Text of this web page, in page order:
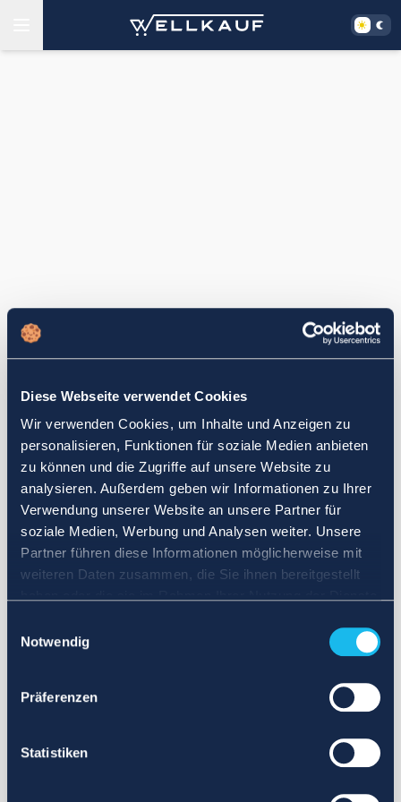
Diese Webseite verwendet Cookies
Wir verwenden Cookies, um Inhalte und Anzeigen zu
personalisieren, Funktionen für soziale Medien anbieten
zu können und die Zugriffe auf unsere Website zu
analysieren. Außerdem geben wir Informationen zu Ihrer
Verwendung unserer Website an unsere Partner für
soziale Medien, Werbung und Analysen weiter. Unsere
Partner führen diese Informationen möglicherweise mit
weiteren Daten zusammen, die Sie ihnen bereitgestellt
Notwendig
Präferenzen
Statistiken